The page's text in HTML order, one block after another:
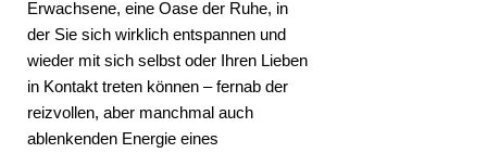
Erwachsene, eine Oase der Ruhe, in
der Sie sich wirklich entspannen und
wieder mit sich selbst oder Ihren Lieben
in Kontakt treten können – fernab der
reizvollen, aber manchmal auch
ablenkenden Energie eines